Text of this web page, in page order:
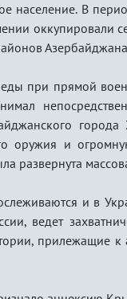
население. В
оккупировали
при прямой
оружия и
развернута
и в
ведет
прилежащие к